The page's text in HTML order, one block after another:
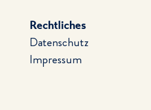
Rechtliches
Datenschutz
Impressum